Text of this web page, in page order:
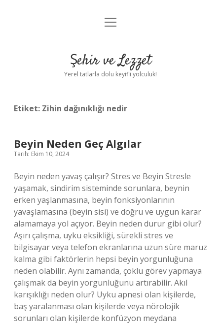
Anasayfa
Yasal Uyarı
menüyü
Şehir ve Lezzet
Yerel tatlarla dolu keyifli yolculuk!
Etiket: Zihin dağınıklığı nedir
Beyin Neden Geç Algılar
Tarih: Ekim 10, 2024
Beyin neden yavaş çalışır? Stres ve Beyin Stresle
yaşamak, sindirim sisteminde sorunlara, beynin
erken yaşlanmasına, beyin fonksiyonlarının
yavaşlamasına (beyin sisi) ve doğru ve uygun karar
alamamaya yol açıyor. Beyin neden durur gibi olur?
Aşırı çalışma, uyku eksikliği, sürekli stres ve
bilgisayar veya telefon ekranlarına uzun süre maruz
kalma gibi faktörlerin hepsi beyin yorgunluğuna
neden olabilir. Aynı zamanda, çoklu görev yapmaya
çalışmak da beyin yorgunluğunu artırabilir. Akıl
karışıklığı neden olur? Uyku apnesi olan kişilerde,
baş yaralanması olan kişilerde veya nörolojik
sorunları olan kişilerde konfüzyon meydana